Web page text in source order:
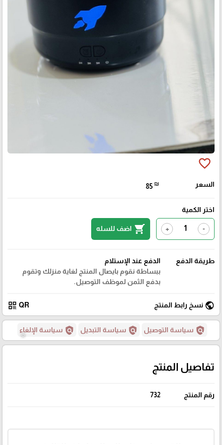
favorite_border
السعر 85 ₪
اختر الكمية
-
+
shopping_cart اضف للسله
طريقة الدفع
الدفع عند الإستلام
ببساطة نقوم بايصال المنتج لغاية منزلك وتقوم
بدفع الثمن لموظف التوصيل.
public نسخ رابط المنتج QR
qr_code
policy سياسة التوصيل policy سياسة التبديل policy سياسة الإلغاء
تفاصيل المنتج
رقم المنتج 732